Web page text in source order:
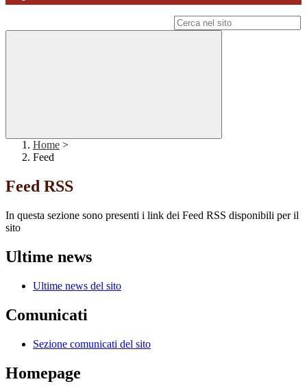
Home >
Feed
Feed RSS
In questa sezione sono presenti i link dei Feed RSS disponibili per il
sito
Ultime news
Ultime news del sito
Comunicati
Sezione comunicati del sito
Homepage